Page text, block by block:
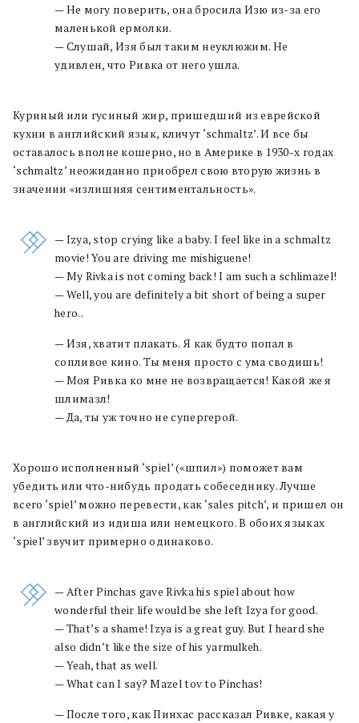
— Не могу поверить, она бросила Изю из-за его
маленькой ермолки.
— Слушай, Изя был таким неуклюжим. Не
удивлен, что Ривка от него ушла.
Куриный или гусиный жир, пришедший из еврейской
кухни в английский язык, кличут ‘schmaltz’. И все бы
оставалось вполне кошерно, но в Америке в 1930-х годах
‘schmaltz’ неожиданно приобрел свою вторую жизнь в
значении «излишняя сентиментальность».
— Izya, stop crying like a baby. I feel like in a schmaltz
movie! You are driving me mishiguene!
— My Rivka is not coming back! I am such a schlimazel!
— Well, you are definitely a bit short of being a super
hero..
— Изя, хватит плакать. Я как будто попал в
сопливое кино. Ты меня просто с ума сводишь!
— Моя Ривка ко мне не возвращается! Какой же я
шлимазл!
— Да, ты уж точно не супергерой.
Хорошо исполненный ‘spiel’ («шпил») поможет вам
убедить или что-нибудь продать собеседнику. Лучше
всего ‘spiel’ можно перевести, как ‘sales pitch’, и пришел он
в английский из идиша или немецкого. В обоих языках
‘spiel’ звучит примерно одинаково.
— After Pinchas gave Rivka his spiel about how
wonderful their life would be she left Izya for good.
— That’s a shame! Izya is a great guy. But I heard she
also didn’t like the size of his yarmulkeh.
— Yeah, that as well.
— What can I say? Mazel tov to Pinchas!
— После того, как Пинхас рассказал Ривке, какая у